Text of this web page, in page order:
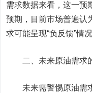
需求数据来看，这一预
预期，目前市场普遍认
求可能呈现“负反馈”情况
二、未来原油需求
未来需警惕原油需